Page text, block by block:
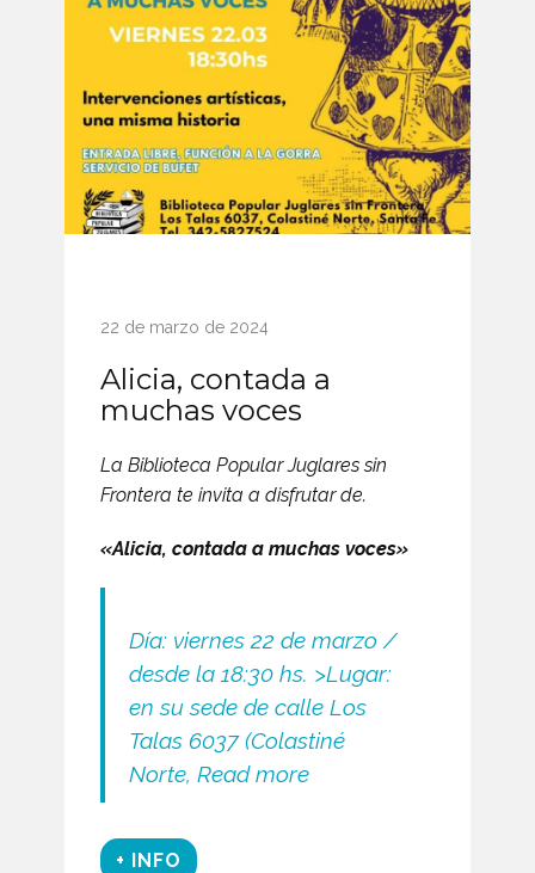
22 de marzo de 2024
Alicia, contada a
muchas voces
La Biblioteca Popular Juglares sin
Frontera te invita a disfrutar de.
«Alicia, contada a muchas voces»
Día: viernes 22 de marzo /
desde la 18:30 hs. >Lugar:
en su sede de calle Los
Talas 6037 (Colastiné
Norte, Read more
+ INFO